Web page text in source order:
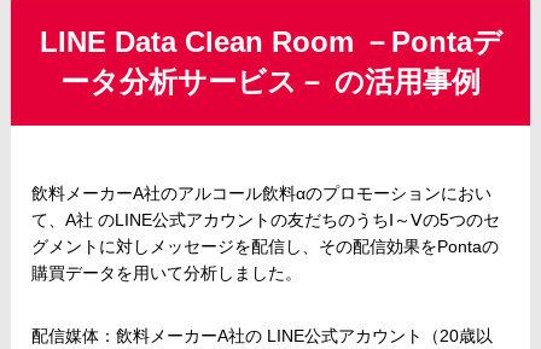
LINE Data Clean Room －Pontaデ
ータ分析サービス－ の活用事例
飲料メーカーA社のアルコール飲料αのプロモーションにおい
て、A社 のLINE公式アカウントの友だちのうちⅠ～Ⅴの5つのセ
グメントに対しメッセージを配信し、その配信効果をPontaの
購買データを用いて分析しました。
配信媒体：飲料メーカーA社の LINE公式アカウント（20歳以